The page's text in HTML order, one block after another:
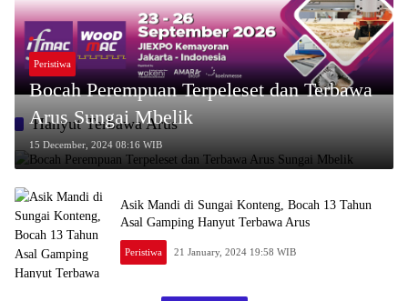
Hanyut Terbawa Arus
Peristiwa
Bocah Perempuan Terpeleset dan Terbawa
Arus Sungai Mbelik
15 December, 2024 08:16 WIB
Asik Mandi di Sungai Konteng, Bocah 13 Tahun
Asal Gamping Hanyut Terbawa Arus
Peristiwa 21 January, 2024 19:58 WIB